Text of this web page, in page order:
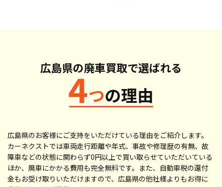
広島県の廃車買取で選ばれる
広島県のお客様にご支持をいただけている理由をご紹介します。
カーネクストでは車両走行距離や年式、事故や修理歴の有無、故
障車などの状態に関わらず0円以上で買い取らせていただいている
ほか、廃車にかかる費用も完全無料です。また、自動車税の還付
金もお受け取りいただけますので、広島県の他社様よりもお得に